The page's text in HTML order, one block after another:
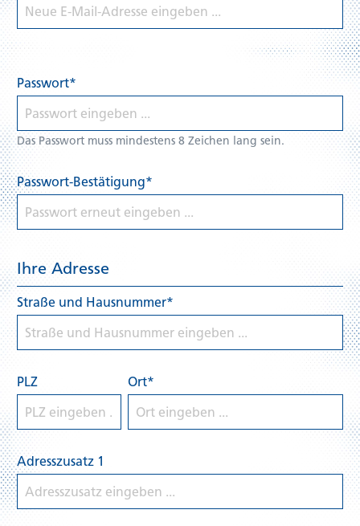
Passwort*
Das Passwort muss mindestens 8 Zeichen lang sein.
Passwort-Bestätigung*
Ihre Adresse
Straße und Hausnummer*
PLZ Ort*
Adresszusatz 1